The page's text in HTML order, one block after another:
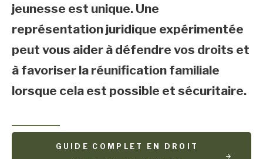
jeunesse est unique. Une
représentation juridique expérimentée
peut vous aider à défendre vos droits et
à favoriser la réunification familiale
lorsque cela est possible et sécuritaire.
GUIDE COMPLET EN DROIT